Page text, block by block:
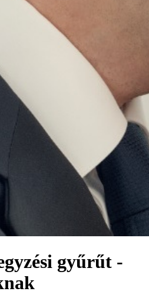
gyűrűt -